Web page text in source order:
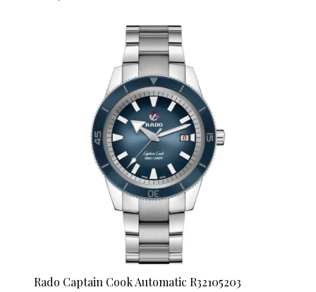
Rado Captain Cook Automatic R32105203